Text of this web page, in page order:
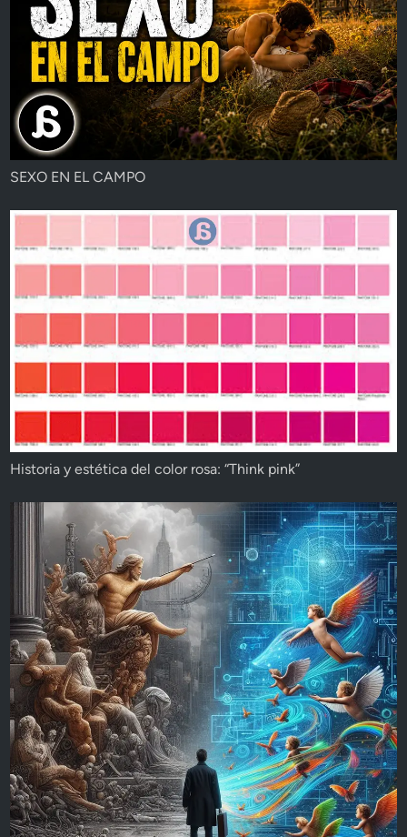
SEXO EN EL CAMPO
Historia y estética del color rosa: “Think pink”